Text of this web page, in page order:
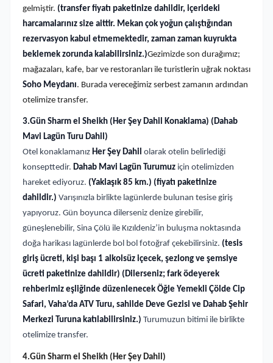
gelmiştir. (transfer fiyatı paketinize dahildir, içerideki
harcamalarınız size aittir. Mekan çok yoğun çalıştığından
rezervasyon kabul etmemektedir, zaman zaman kuyrukta
beklemek zorunda kalabilirsiniz.)Gezimizde son durağımız;
mağazaları, kafe, bar ve restoranları ile turistlerin uğrak noktası
Soho Meydanı. Burada vereceğimiz serbest zamanın ardından
otelimize transfer.
3.Gün Sharm el Sheikh (Her Şey Dahil Konaklama) (Dahab
Mavi Lagün Turu Dahil)
Otel konaklamanız Her Şey Dahil olarak otelin belirlediği
konsepttedir. Dahab Mavi Lagün Turumuz için otelimizden
hareket ediyoruz. (Yaklaşık 85 km.) (fiyatı paketinize
dahildir.) Varışınızla birlikte lagünlerde bulunan tesise giriş
yapıyoruz. Gün boyunca dilerseniz denize girebilir,
güneşlenebilir, Sina Çölü ile Kızıldeniz’in buluşma noktasında
doğa harikası lagünlerde bol bol fotoğraf çekebilirsiniz. (tesis
giriş ücreti, kişi başı 1 alkolsüz içecek, şezlong ve şemsiye
ücreti paketinize dahildir) (Dilerseniz; fark ödeyerek
rehberimiz eşliğinde düzenlenecek Öğle Yemekli Çölde Cip
Safari, Vaha’da ATV Turu, sahilde Deve Gezisi ve Dahab Şehir
Merkezi Turuna katılabilirsiniz.) Turumuzun bitimi ile birlikte
otelimize transfer.
4.Gün Sharm el Sheikh (Her Şey Dahil)